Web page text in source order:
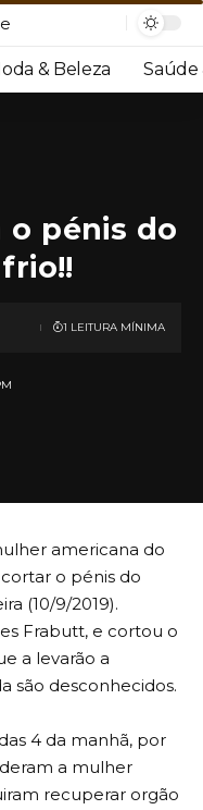
& Beleza Saúde
pénis do
1 LEITURA MÍNIMA
americana do
o pénis do
(10/9/2019).
Frabutt, e cortou o
a levarão a
são desconhecidos.
4 da manhã, por
a mulher
recuperar orgão